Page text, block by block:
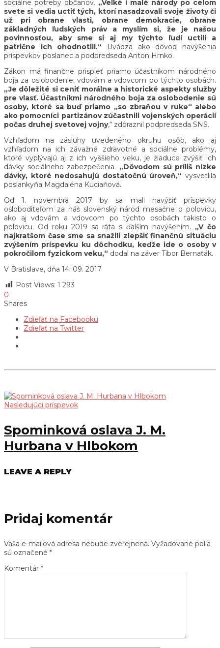
sociálne potreby občanov. „Veľké i malé národy po celom
svete si vedia uctiť tých, ktorí nasadzovali svoje životy či
už pri obrane vlasti, obrane demokracie, obrane
základných ľudských práv a myslím si, že je našou
povinnosťou, aby sme si aj my týchto ľudí uctili a
patrične ich ohodnotili.“
Uvádza ako dôvod navýšenia
príspevkov poslanec a podpredseda Anton Hrnko.
Zákon má finančne prispieť priamo účastníkom národného
boja za oslobodenie, vdovám a vdovcom po týchto osobách.
„Je dôležité si ceniť morálne a historické aspekty služby
pre vlasť. Účastníkmi národného boja za oslobodenie sú
osoby, ktoré sa buď priamo „so zbraňou v ruke“ alebo
ako pomocníci partizánov zúčastnili vojenských operácií
počas druhej svetovej vojny,“ zdôraznil podpredseda SNS.
Vzhľadom na zásluhy uvedeného okruhu osôb, ako aj
vzhľadom na ich závažné zdravotné a sociálne problémy,
ktoré vyplývajú aj z ich vyššieho veku, je žiaduce zvýšiť ich
dávky sociálneho zabezpečenia. „Dôvodom sú príliš nízke
dávky, ktoré nedosahujú dostatočnú úroveň,“ vysvetlila
poslankyňa Magdaléna Kuciaňová.
Od 1. novembra 2017 by sa mali navýšiť príspevky
osloboditeľom za náš slovenský národ mesačne o polovicu,
ako aj vdovám a vdovcom po týchto osobách takisto o
polovicu. Od roku 2019 sa ráta s ďalším navýšením. „V čo
najkratšom čase sme sa snažili zlepšiť finančnú situáciu
zvýšením príspevku ku dôchodku, keďže ide o osoby v
pokročilom fyzickom veku,“ dodal na záver Tibor Bernaťák.
V Bratislave, dňa 14. 09. 2017
Post Views: 1 293
0
Shares
Zdieľať na Facebooku
Zdieľať na Twitter
Nasledujúci príspevok
Spominková oslava J. M.
Hurbana v Hlbokom
LEAVE A REPLY
Pridaj komentár
Vaša e-mailová adresa nebude zverejnená. Vyžadované polia
sú označené *
Komentár *